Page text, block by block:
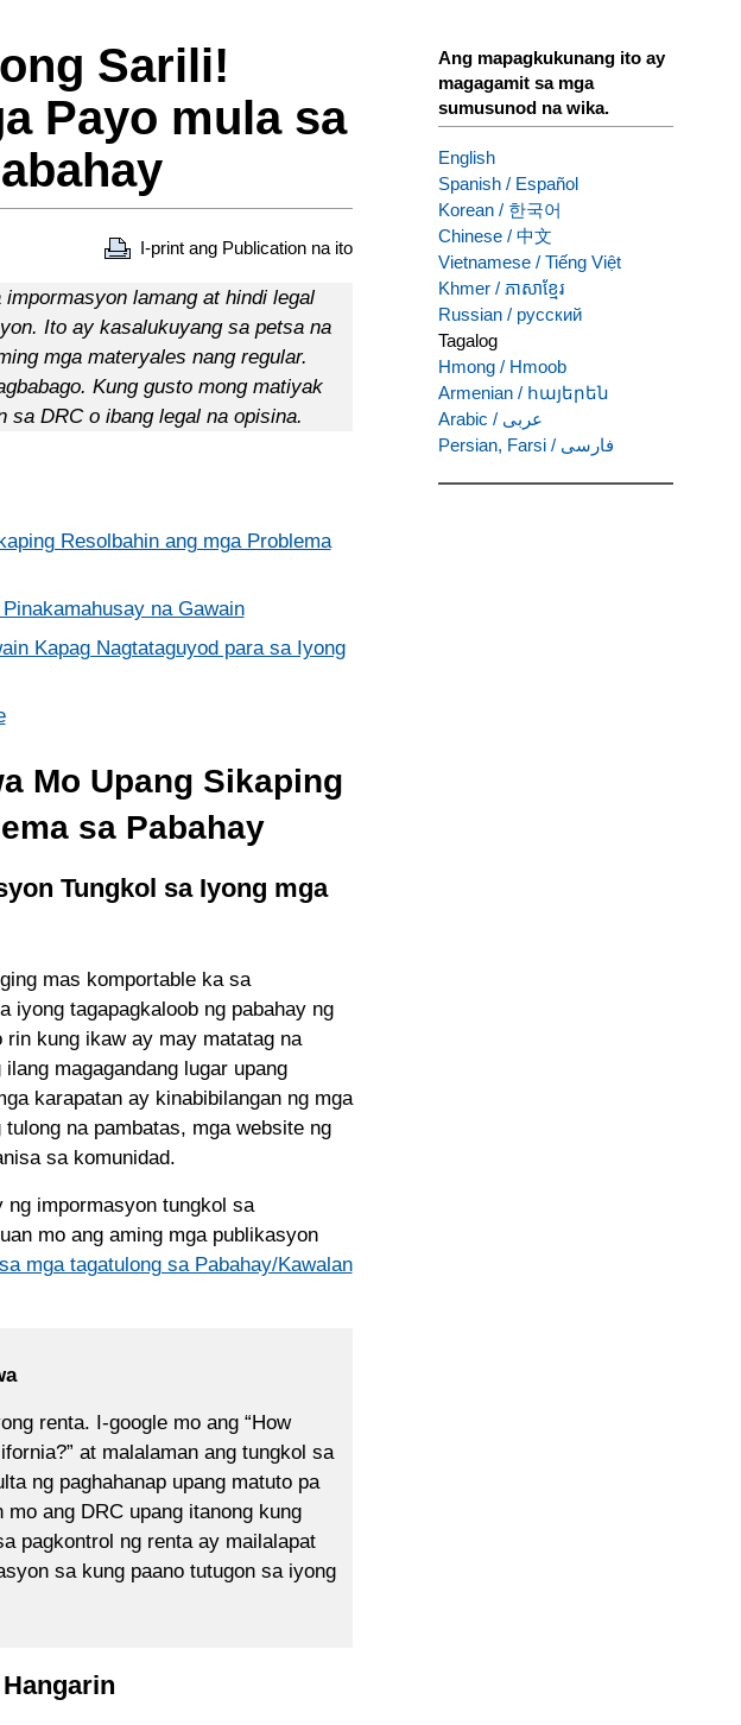
Sarili!
Payo mula sa
I-print ang Publication na ito
lamang at hindi legal
Ito ay kasalukuyang sa petsa na
mga materyales nang regular.
Kung gusto mong matiyak
sa DRC o ibang legal na opisina.
Resolbahin ang mga Problema
na Gawain
Kapag Nagtataguyod para sa Iyong
Mo Upang Sikaping
sa Pabahay
Tungkol sa Iyong mga
mas komportable ka sa
iyong tagapagkaloob ng pabahay ng
kung ikaw ay may matatag na
magagandang lugar upang
karapatan ay kinabibilangan ng mga
na pambatas, mga website ng
sa komunidad.
ng impormasyon tungkol sa
mo ang aming mga publikasyon
mga tagatulong sa Pabahay/Kawalan
renta. I-google mo ang “How
at malalaman ang tungkol sa
ng paghahanap upang matuto pa
ang DRC upang itanong kung
pagkontrol ng renta ay mailalapat
sa kung paano tutugon sa iyong
Ang mapagkukunang ito ay
magagamit sa mga
sumusunod na wika.
English
Spanish / Español
Korean / 한국어
Chinese / 中文
Vietnamese / Tiếng Việt
Khmer / ភាសាខ្មែរ
Russian / русский
Tagalog
Hmong / Hmoob
Armenian / հայերեն
Arabic / عربى
Persian, Farsi / فارسی